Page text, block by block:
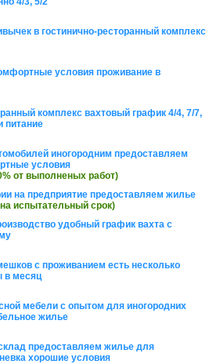
в гостинично-ресторанный комплекс
условия проживание в
комплекс вахтовый график 4/4, 7/7,
питание
иногородним предоставляем
условия
от выполненых работ)
на предприятие предоставляем жилье
испытательный срок)
удобный график вахта с
с проживанием есть несколько
в месяц
мебели с опытом для иногородних
жилье
предоставляем жилье для
хорошие условия